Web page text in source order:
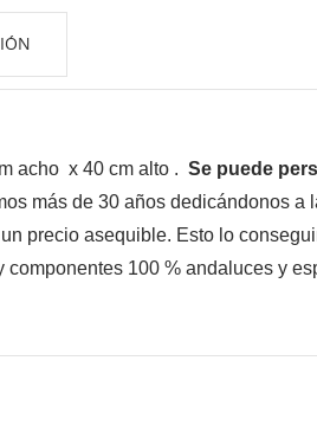
acho x 40 cm alto . Se puede
más de 30 años dedicándonos a
precio asequible. Esto lo
componentes 100 % andaluces y